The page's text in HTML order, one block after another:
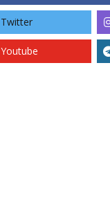
Twitter
Youtube